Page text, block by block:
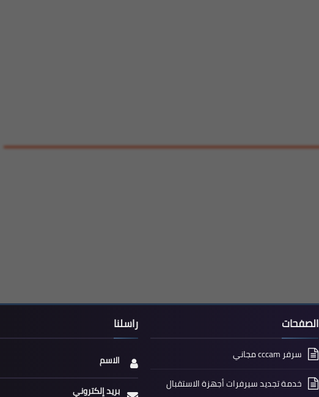
الصفحات
سرفر cccam مجاني
خدمة تجديد سيرفرات أجهزة الاستقبال
راسلنا
الاسم
بريد إلكتروني